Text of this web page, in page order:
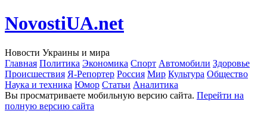
NovostiUA.net
Новости Украины и мира
Главная Политика Экономика Спорт Автомобили Здоровье
Происшествия Я-Репортер Россия Мир Культура Общество
Наука и техника Юмор Статьи Аналитика
Вы просматриваете мобильную версию сайта. Перейти на
полную версию сайта